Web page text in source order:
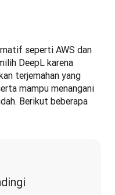
seperti AWS dan
DeepL karena
terjemahan yang
mampu menangani
Berikut beberapa